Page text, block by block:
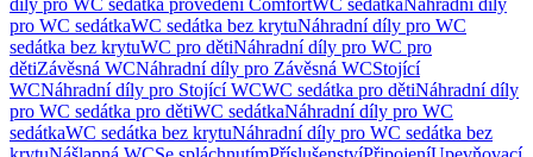
díly pro WC sedátka provedení ComfortWC sedátkaNáhradní díly
pro WC sedátkaWC sedátka bez krytuNáhradní díly pro WC
sedátka bez krytuWC pro dětiNáhradní díly pro WC pro
dětiZávěsná WCNáhradní díly pro Závěsná WCStojící
WCNáhradní díly pro Stojící WCWC sedátka pro dětiNáhradní díly
pro WC sedátka pro dětiWC sedátkaNáhradní díly pro WC
sedátkaWC sedátka bez krytuNáhradní díly pro WC sedátka bez